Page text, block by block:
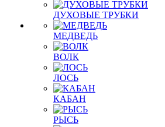
ДУХОВЫЕ ТРУБКИ
МЕДВЕДЬ
ВОЛК
ЛОСЬ
КАБАН
РЫСЬ